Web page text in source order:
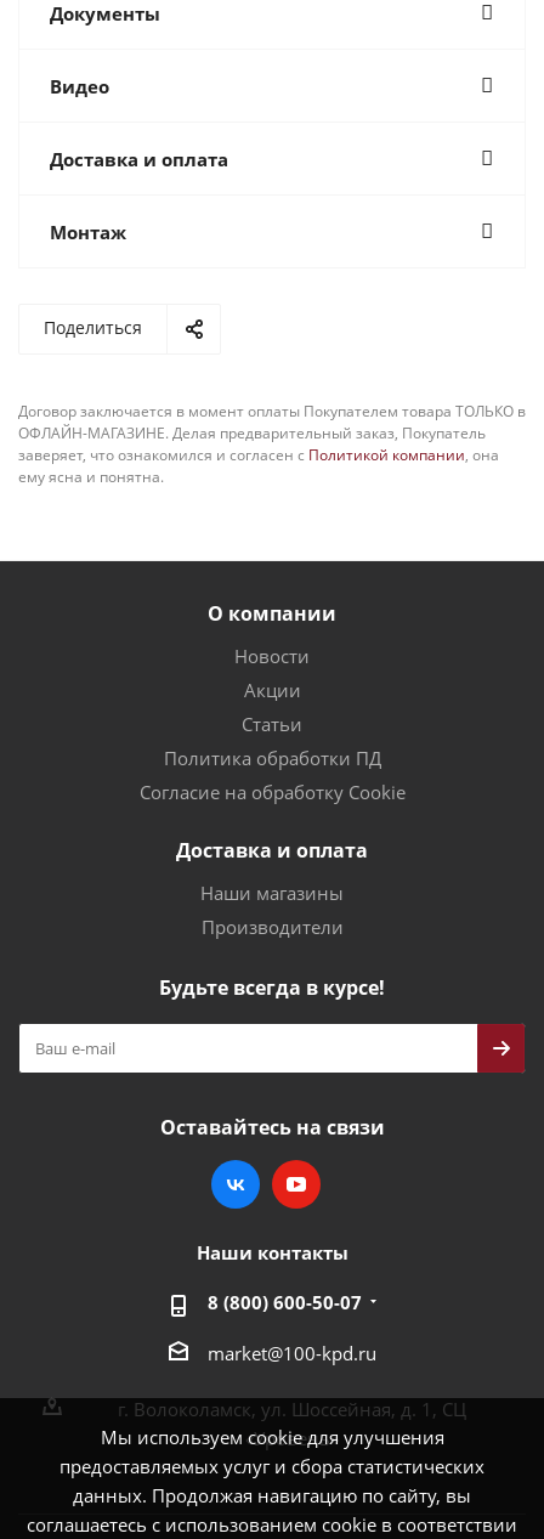
Мы используем cookie для улучшения
предоставляемых услуг и сбора статистических
данных. Продолжая навигацию по сайту, вы
соглашаетесь с использованием cookie в соответствии
Документы
Видео
Доставка и оплата
Монтаж
Поделиться
Договор заключается в момент оплаты Покупателем товара ТОЛЬКО в
ОФЛАЙН-МАГАЗИНЕ. Делая предварительный заказ, Покупатель
заверяет, что ознакомился и согласен с Политикой компании, она
ему ясна и понятна.
О компании
Новости
Акции
Статьи
Политика обработки ПД
Согласие на обработку Cookie
Доставка и оплата
Наши магазины
Производители
Будьте всегда в курсе!
Оставайтесь на связи
Наши контакты
8 (800) 600-50-07
market@100-kpd.ru
г. Волоколамск, ул. Шоссейная, д. 1, СЦ
«Уровень»